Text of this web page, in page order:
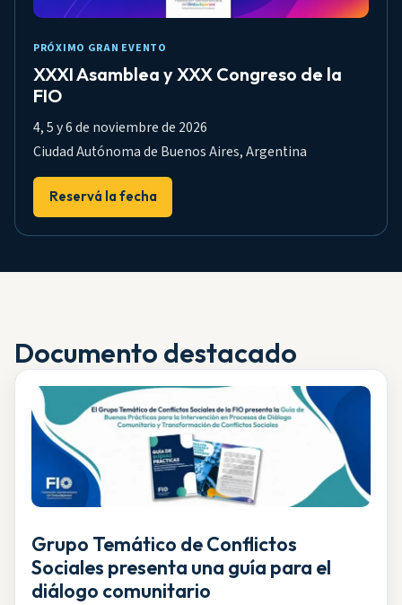
PRÓXIMO GRAN EVENTO
XXXI Asamblea y XXX Congreso de la
FIO
4, 5 y 6 de noviembre de 2026
Ciudad Autónoma de Buenos Aires, Argentina
Reservá la fecha
Documento destacado
Grupo Temático de Conflictos
Sociales presenta una guía para el
diálogo comunitario